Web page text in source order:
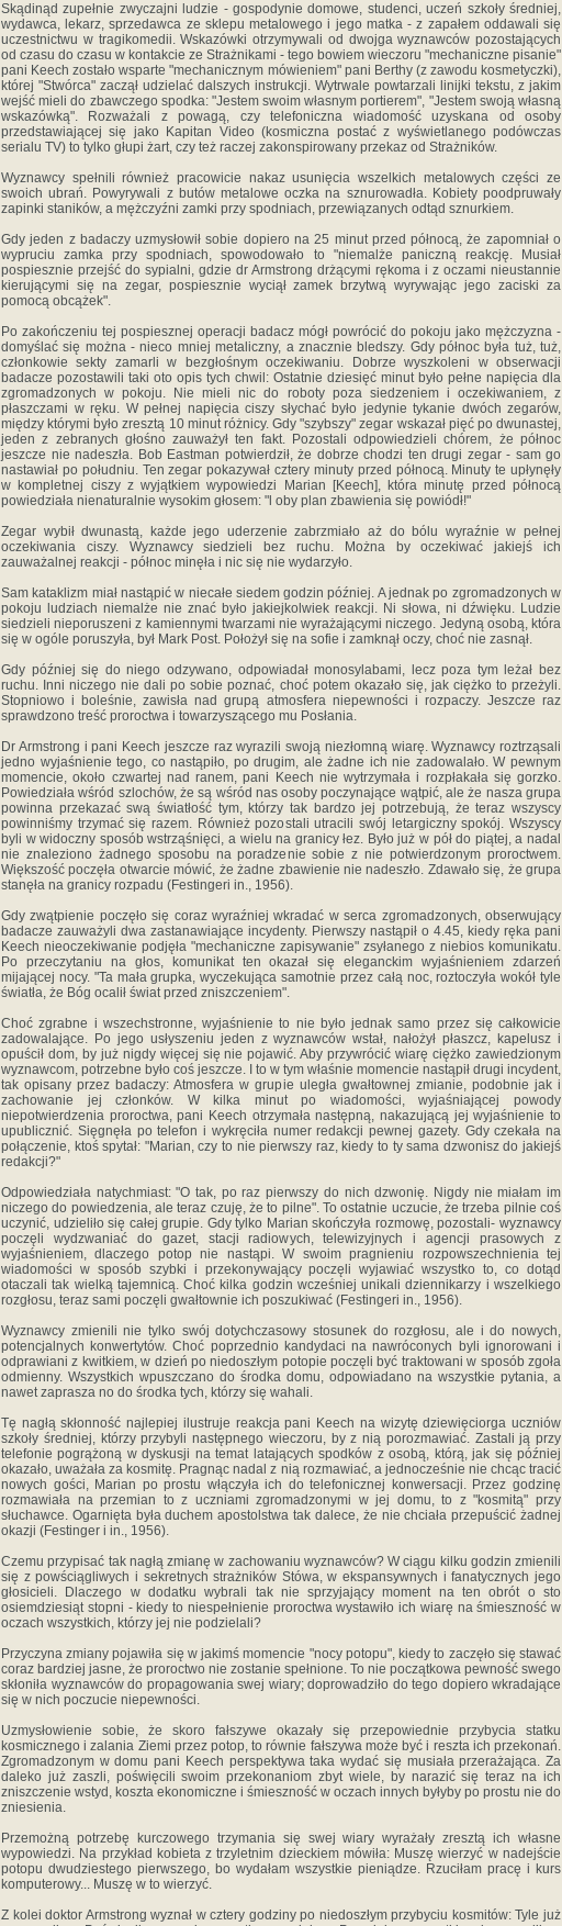
Skądinąd zupełnie zwyczajni ludzie - gospodynie domowe, studenci, uczeń szkoły średniej,
wydawca, lekarz, sprzedawca ze sklepu metalowego i jego matka - z zapałem oddawali się
uczestnictwu w tragikomedii. Wskazówki otrzymywali od dwojga wyznawców pozostających
od czasu do czasu w kontakcie ze Strażnikami - tego bowiem wieczoru "mechaniczne pisanie"
pani Keech zostało wsparte "mechanicznym mówieniem" pani Berthy (z zawodu kosmetyczki),
której "Stwórca" zaczął udzielać dalszych instrukcji. Wytrwale powtarzali linijki tekstu, z jakim
wejść mieli do zbawczego spodka: "Jestem swoim własnym portierem", "Jestem swoją własną
wskazówką". Rozważali z powagą, czy telefoniczna wiadomość uzyskana od osoby
przedstawiającej się jako Kapitan Video (kosmiczna postać z wyświetlanego podówczas
serialu TV) to tylko głupi żart, czy też raczej zakonspirowany przekaz od Strażników.
Wyznawcy spełnili również pracowicie nakaz usunięcia wszelkich metalowych części ze
swoich ubrań. Powyrywali z butów metalowe oczka na sznurowadła. Kobiety poodpruwały
zapinki staników, a mężczyźni zamki przy spodniach, przewiązanych odtąd sznurkiem.
Gdy jeden z badaczy uzmysłowił sobie dopiero na 25 minut przed północą, że zapomniał o
wypruciu zamka przy spodniach, spowodowało to "niemalże paniczną reakcję. Musiał
pospiesznie przejść do sypialni, gdzie dr Armstrong drżącymi rękoma i z oczami nieustannie
kierującymi się na zegar, pospiesznie wyciął zamek brzytwą wyrywając jego zaciski za
pomocą obcążek".
Po zakończeniu tej pospiesznej operacji badacz mógł powrócić do pokoju jako mężczyzna -
domyślać się można - nieco mniej metaliczny, a znacznie bledszy. Gdy północ była tuż, tuż,
członkowie sekty zamarli w bezgłośnym oczekiwaniu. Dobrze wyszkoleni w obserwacji
badacze pozostawili taki oto opis tych chwil: Ostatnie dziesięć minut było pełne napięcia dla
zgromadzonych w pokoju. Nie mieli nic do roboty poza siedzeniem i oczekiwaniem, z
płaszczami w ręku. W pełnej napięcia ciszy słychać było jedynie tykanie dwóch zegarów,
między którymi było zresztą 10 minut różnicy. Gdy "szybszy" zegar wskazał pięć po dwunastej,
jeden z zebranych głośno zauważył ten fakt. Pozostali odpowiedzieli chórem, że północ
jeszcze nie nadeszła. Bob Eastman potwierdził, że dobrze chodzi ten drugi zegar - sam go
nastawiał po południu. Ten zegar pokazywał cztery minuty przed północą. Minuty te upłynęły
w kompletnej ciszy z wyjątkiem wypowiedzi Marian [Keech], która minutę przed północą
powiedziała nienaturalnie wysokim głosem: "l oby plan zbawienia się powiódł!"
Zegar wybił dwunastą, każde jego uderzenie zabrzmiało aż do bólu wyraźnie w pełnej
oczekiwania ciszy. Wyznawcy siedzieli bez ruchu. Można by oczekiwać jakiejś ich
zauważalnej reakcji - północ minęła i nic się nie wydarzyło.
Sam kataklizm miał nastąpić w niecałe siedem godzin później. A jednak po zgromadzonych w
pokoju ludziach niemalże nie znać było jakiejkolwiek reakcji. Ni słowa, ni dźwięku. Ludzie
siedzieli nieporuszeni z kamiennymi twarzami nie wyrażającymi niczego. Jedyną osobą, która
się w ogóle poruszyła, był Mark Post. Położył się na sofie i zamknął oczy, choć nie zasnął.
Gdy później się do niego odzywano, odpowiadał monosylabami, lecz poza tym leżał bez
ruchu. Inni niczego nie dali po sobie poznać, choć potem okazało się, jak ciężko to przeżyli.
Stopniowo i boleśnie, zawisła nad grupą atmosfera niepewności i rozpaczy. Jeszcze raz
sprawdzono treść proroctwa i towarzyszącego mu Posłania.
Dr Armstrong i pani Keech jeszcze raz wyrazili swoją niezłomną wiarę. Wyznawcy roztrząsali
jedno wyjaśnienie tego, co nastąpiło, po drugim, ale żadne ich nie zadowalało. W pewnym
momencie, około czwartej nad ranem, pani Keech nie wytrzymała i rozpłakała się gorzko.
Powiedziała wśród szlochów, że są wśród nas osoby poczynające wątpić, ale że nasza grupa
powinna przekazać swą światłość tym, którzy tak bardzo jej potrzebują, że teraz wszyscy
powinniśmy trzymać się razem. Również pozostali utracili swój letargiczny spokój. Wszyscy
byli w widoczny sposób wstrząśnięci, a wielu na granicy łez. Było już w pół do piątej, a nadal
nie znaleziono żadnego sposobu na poradzenie sobie z nie potwierdzonym proroctwem.
Większość poczęła otwarcie mówić, że żadne zbawienie nie nadeszło. Zdawało się, że grupa
stanęła na granicy rozpadu (Festingeri in., 1956).
Gdy zwątpienie poczęło się coraz wyraźniej wkradać w serca zgromadzonych, obserwujący
badacze zauważyli dwa zastanawiające incydenty. Pierwszy nastąpił o 4.45, kiedy ręka pani
Keech nieoczekiwanie podjęła "mechaniczne zapisywanie" zsyłanego z niebios komunikatu.
Po przeczytaniu na głos, komunikat ten okazał się eleganckim wyjaśnieniem zdarzeń
mijającej nocy. "Ta mała grupka, wyczekująca samotnie przez całą noc, roztoczyła wokół tyle
światła, że Bóg ocalił świat przed zniszczeniem".
Choć zgrabne i wszechstronne, wyjaśnienie to nie było jednak samo przez się całkowicie
zadowalające. Po jego usłyszeniu jeden z wyznawców wstał, nałożył płaszcz, kapelusz i
opuścił dom, by już nigdy więcej się nie pojawić. Aby przywrócić wiarę ciężko zawiedzionym
wyznawcom, potrzebne było coś jeszcze. I to w tym właśnie momencie nastąpił drugi incydent,
tak opisany przez badaczy: Atmosfera w grupie uległa gwałtownej zmianie, podobnie jak i
zachowanie jej członków. W kilka minut po wiadomości, wyjaśniającej powody
niepotwierdzenia proroctwa, pani Keech otrzymała następną, nakazującą jej wyjaśnienie to
upublicznić. Sięgnęła po telefon i wykręciła numer redakcji pewnej gazety. Gdy czekała na
połączenie, ktoś spytał: "Marian, czy to nie pierwszy raz, kiedy to ty sama dzwonisz do jakiejś
redakcji?"
Odpowiedziała natychmiast: "O tak, po raz pierwszy do nich dzwonię. Nigdy nie miałam im
niczego do powiedzenia, ale teraz czuję, że to pilne". To ostatnie uczucie, że trzeba pilnie coś
uczynić, udzieliło się całej grupie. Gdy tylko Marian skończyła rozmowę, pozostali- wyznawcy
poczęli wydzwaniać do gazet, stacji radiowych, telewizyjnych i agencji prasowych z
wyjaśnieniem, dlaczego potop nie nastąpi. W swoim pragnieniu rozpowszechnienia tej
wiadomości w sposób szybki i przekonywający poczęli wyjawiać wszystko to, co dotąd
otaczali tak wielką tajemnicą. Choć kilka godzin wcześniej unikali dziennikarzy i wszelkiego
rozgłosu, teraz sami poczęli gwałtownie ich poszukiwać (Festingeri in., 1956).
Wyznawcy zmienili nie tylko swój dotychczasowy stosunek do rozgłosu, ale i do nowych,
potencjalnych konwertytów. Choć poprzednio kandydaci na nawróconych byli ignorowani i
odprawiani z kwitkiem, w dzień po niedoszłym potopie poczęli być traktowani w sposób zgoła
odmienny. Wszystkich wpuszczano do środka domu, odpowiadano na wszystkie pytania, a
nawet zaprasza no do środka tych, którzy się wahali.
Tę nagłą skłonność najlepiej ilustruje reakcja pani Keech na wizytę dziewięciorga uczniów
szkoły średniej, którzy przybyli następnego wieczoru, by z nią porozmawiać. Zastali ją przy
telefonie pogrążoną w dyskusji na temat latających spodków z osobą, którą, jak się później
okazało, uważała za kosmitę. Pragnąc nadal z nią rozmawiać, a jednocześnie nie chcąc tracić
nowych gości, Marian po prostu włączyła ich do telefonicznej konwersacji. Przez godzinę
rozmawiała na przemian to z uczniami zgromadzonymi w jej domu, to z "kosmitą" przy
słuchawce. Ogarnięta była duchem apostolstwa tak dalece, że nie chciała przepuścić żadnej
okazji (Festinger i in., 1956).
Czemu przypisać tak nagłą zmianę w zachowaniu wyznawców? W ciągu kilku godzin zmienili
się z powściągliwych i sekretnych strażników Stówa, w ekspansywnych i fanatycznych jego
głosicieli. Dlaczego w dodatku wybrali tak nie sprzyjający moment na ten obrót o sto
osiemdziesiąt stopni - kiedy to niespełnienie proroctwa wystawiło ich wiarę na śmieszność w
oczach wszystkich, którzy jej nie podzielali?
Przyczyna zmiany pojawiła się w jakimś momencie "nocy potopu", kiedy to zaczęło się stawać
coraz bardziej jasne, że proroctwo nie zostanie spełnione. To nie początkowa pewność swego
skłoniła wyznawców do propagowania swej wiary; doprowadziło do tego dopiero wkradające
się w nich poczucie niepewności.
Uzmysłowienie sobie, że skoro fałszywe okazały się przepowiednie przybycia statku
kosmicznego i zalania Ziemi przez potop, to równie fałszywa może być i reszta ich przekonań.
Zgromadzonym w domu pani Keech perspektywa taka wydać się musiała przerażająca. Za
daleko już zaszli, poświęcili swoim przekonaniom zbyt wiele, by narazić się teraz na ich
zniszczenie wstyd, koszta ekonomiczne i śmieszność w oczach innych byłyby po prostu nie do
zniesienia.
Przemożną potrzebę kurczowego trzymania się swej wiary wyrażały zresztą ich własne
wypowiedzi. Na przykład kobieta z trzyletnim dzieckiem mówiła: Muszę wierzyć w nadejście
potopu dwudziestego pierwszego, bo wydałam wszystkie pieniądze. Rzuciłam pracę i kurs
komputerowy... Muszę w to wierzyć.
Z kolei doktor Armstrong wyznał w cztery godziny po niedoszłym przybyciu kosmitów: Tyle już